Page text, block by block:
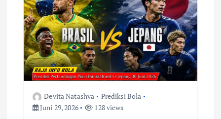
p
o
s
Devita Natashya
Prediksi Bola
Juni 29, 2026
128 views